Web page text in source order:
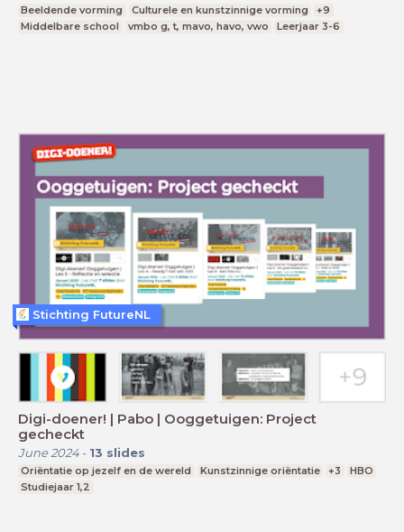
Beeldende vorming Culturele en kunstzinnige vorming
+9
Middelbare school
vmbo g, t, mavo, havo, vwo Leerjaar 3-6
Digi-doener! | Pabo | Ooggetuigen: Project
gecheckt
June 2024- 13 slides
Oriëntatie op jezelf en de wereld Kunstzinnige oriëntatie +3
HBO
Studiejaar 1,2
Stichting FutureNL